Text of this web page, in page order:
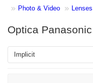
Photo & Video
Optica Panasonic